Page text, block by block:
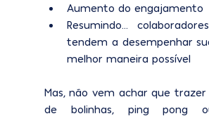
Aumento do engajamento
Resumindo...
tendem a desempenhar
melhor maneira possível
Mas, não vem achar que trazer
de bolinhas, ping pong